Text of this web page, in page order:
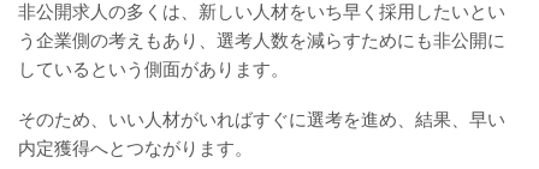
非公開求人の多くは、新しい人材をいち早く採用したいとい
う企業側の考えもあり、選考人数を減らすためにも非公開に
しているという側面があります。
そのため、いい人材がいればすぐに選考を進め、結果、早い
内定獲得へとつながります。